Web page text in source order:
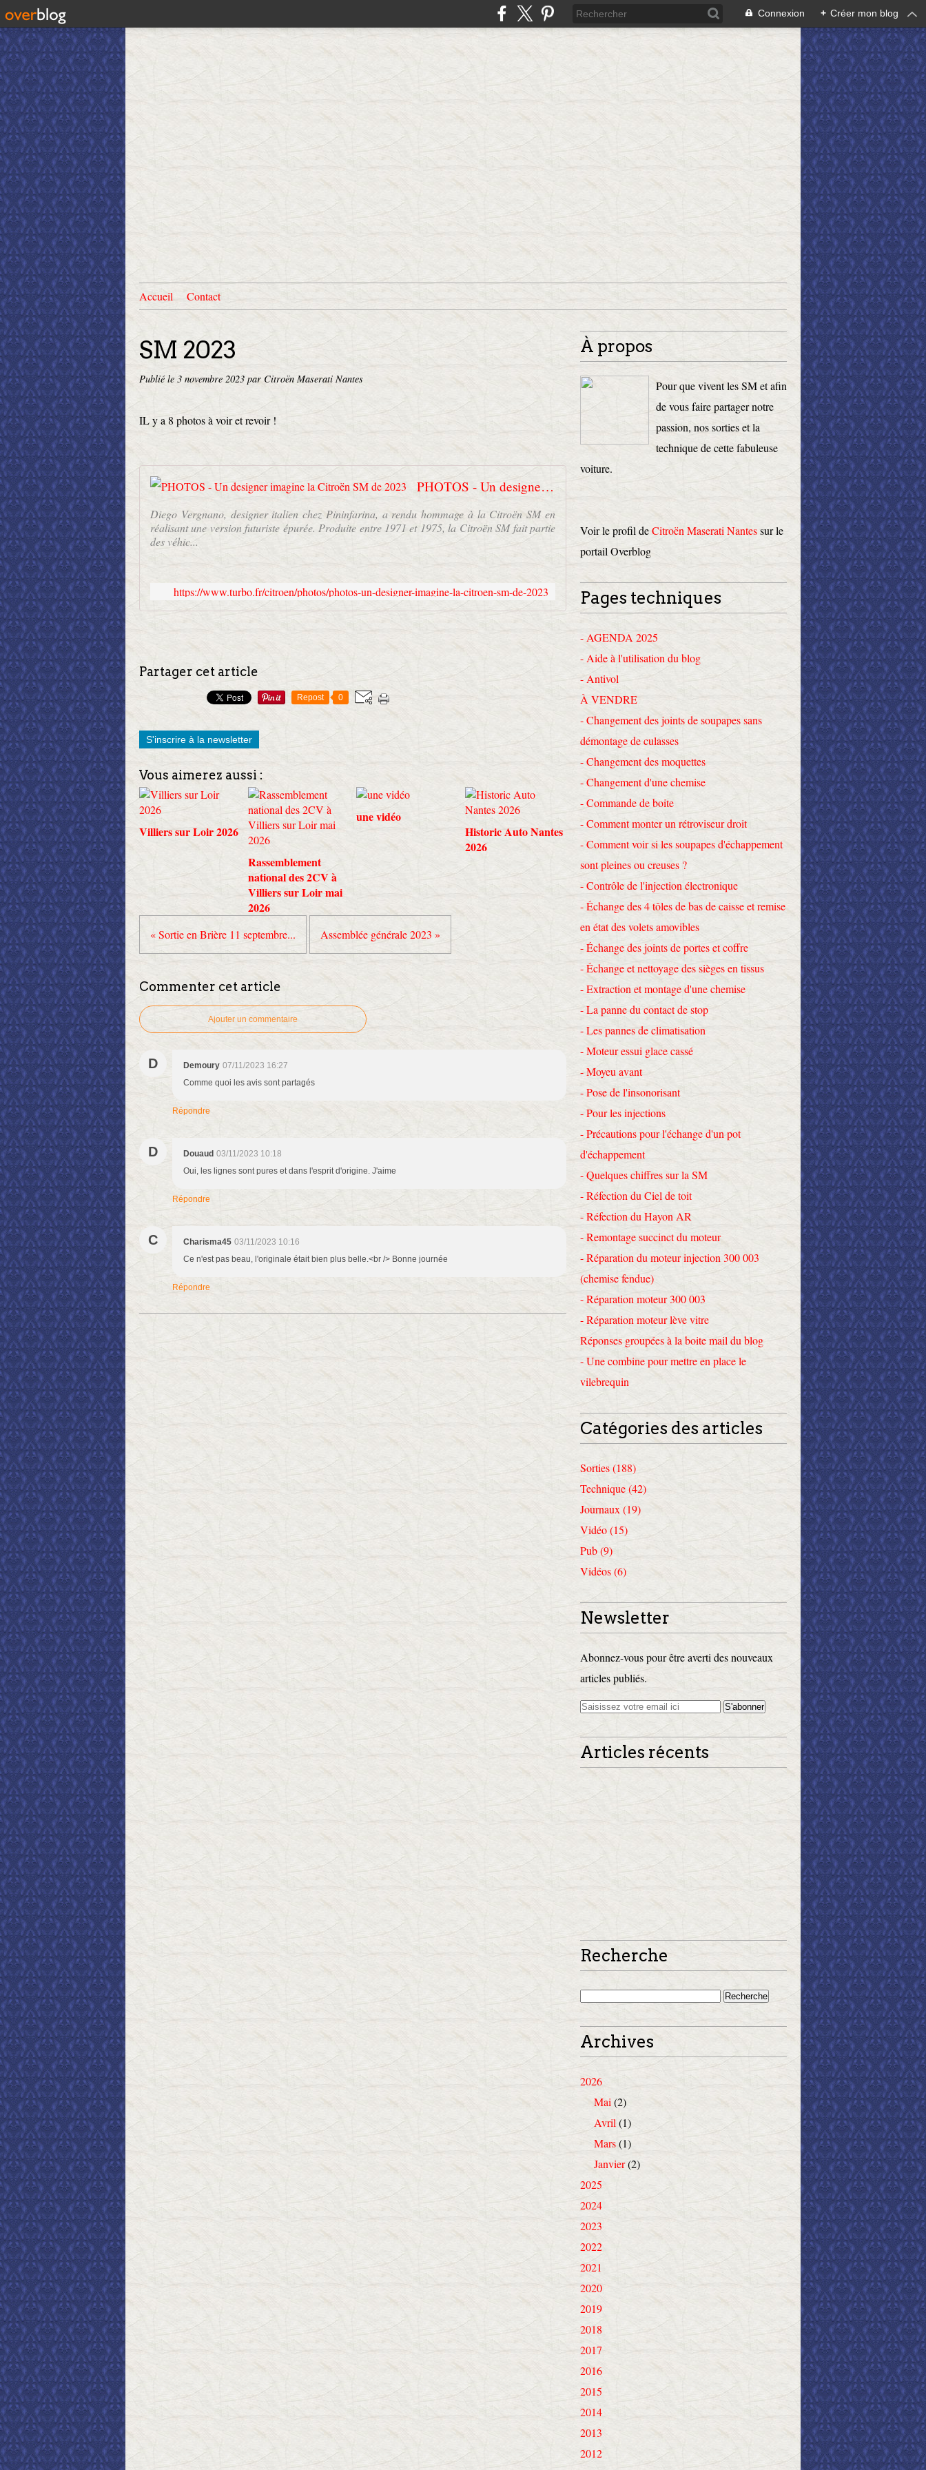
Connexion + Créer mon blog
Accueil Contact
SM 2023
Publié le 3 novembre 2023 par Citroën Maserati Nantes
IL y a 8 photos à voir et revoir !
PHOTOS - Un designer imagine la Citroën SM de 2023
Diego Vergnano, designer italien chez Pininfarina, a rendu hommage à la Citroën SM en
réalisant une version futuriste épurée. Produite entre 1971 et 1975, la Citroën SM fait partie
des véhic...
https://www.turbo.fr/citroen/photos/photos-un-designer-imagine-la-citroen-sm-de-2023
Partager cet article
Repost 0
S'inscrire à la newsletter
Vous aimerez aussi :
Villiers sur Loir 2026
Rassemblement
national des 2CV à
Villiers sur Loir mai
2026
une vidéo
Historic Auto Nantes
2026
« Sortie en Brière 11 septembre... Assemblée générale 2023 »
Commenter cet article
Ajouter un commentaire
D Demoury 07/11/2023 16:27
Comme quoi les avis sont partagés
Répondre
D Douaud 03/11/2023 10:18
Oui, les lignes sont pures et dans l'esprit d'origine. J'aime
Répondre
C Charisma45 03/11/2023 10:16
Ce n'est pas beau, l'originale était bien plus belle.<br /> Bonne journée
Répondre
À propos
Pour que vivent les SM et afin
de vous faire partager notre
passion, nos sorties et la
technique de cette fabuleuse
voiture.
Voir le profil deCitroën Maserati Nantessur le
portail Overblog
Pages techniques
- AGENDA 2025
- Aide à l'utilisation du blog
- Antivol
À VENDRE
- Changement des joints de soupapes sans
démontage de culasses
- Changement des moquettes
- Changement d'une chemise
- Commande de boite
- Comment monter un rétroviseur droit
- Comment voir si les soupapes d'échappement
sont pleines ou creuses ?
- Contrôle de l'injection électronique
- Échange des 4 tôles de bas de caisse et remise
en état des volets amovibles
- Échange des joints de portes et coffre
- Échange et nettoyage des sièges en tissus
- Extraction et montage d'une chemise
- La panne du contact de stop
- Les pannes de climatisation
- Moteur essui glace cassé
- Moyeu avant
- Pose de l'insonorisant
- Pour les injections
- Précautions pour l'échange d'un pot
d'échappement
- Quelques chiffres sur la SM
- Réfection du Ciel de toit
- Réfection du Hayon AR
- Remontage succinct du moteur
- Réparation du moteur injection 300 003
(chemise fendue)
- Réparation moteur 300 003
- Réparation moteur lève vitre
Réponses groupées à la boite mail du blog
- Une combine pour mettre en place le
vilebrequin
Catégories des articles
Sorties (188)
Technique (42)
Journaux (19)
Vidéo (15)
Pub (9)
Vidéos (6)
Newsletter
Abonnez-vous pour être averti des nouveaux
articles publiés.
Articles récents
Recherche
Archives
2026
Mai (2)
Avril (1)
Mars(1)
Janvier(2)
2025
2024
2023
2022
2021
2020
2019
2018
2017
2016
2015
2014
2013
2012